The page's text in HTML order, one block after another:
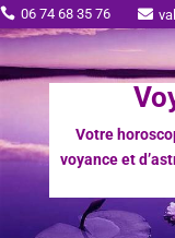
 06 74 68 35 76 
Votre
voyance et